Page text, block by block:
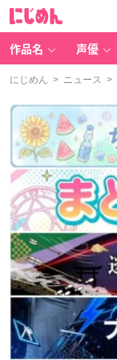
作品名 声優
にじめん > ニュース >